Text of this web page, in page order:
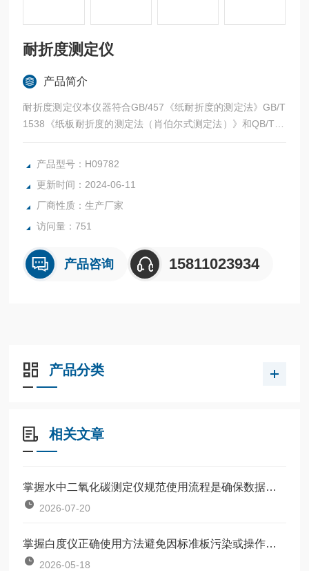
耐折度测定仪
产品简介
耐折度测定仪本仪器符合GB/457《纸耐折度的测定法》GB/T
1538《纸板耐折度的测定法（肖伯尔式测定法）》和QB/T10
49《纸和纸板耐折度仪》等标准的要求，用于测定纸张、纸板
及其它片状柔性材料的耐折度疲劳强度。
产品型号：H09782
更新时间：2024-06-11
厂商性质：生产厂家
访问量：751
产品咨询 15811023934
产品分类
相关文章
掌握水中二氧化碳测定仪规范使用流程是确保数据准确可靠的前提
2026-07-20
掌握白度仪正确使用方法避免因标准板污染或操作不规范引入误差
2026-05-18